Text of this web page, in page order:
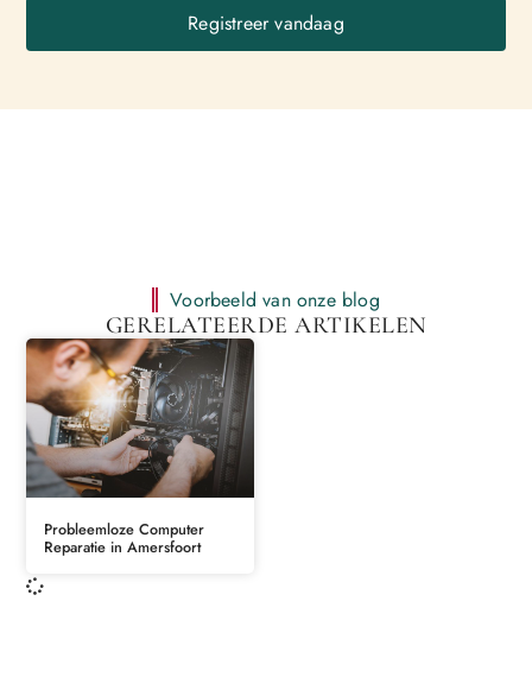
Registreer vandaag
Voorbeeld van onze blog
GERELATEERDE ARTIKELEN
Probleemloze Computer
Reparatie in Amersfoort